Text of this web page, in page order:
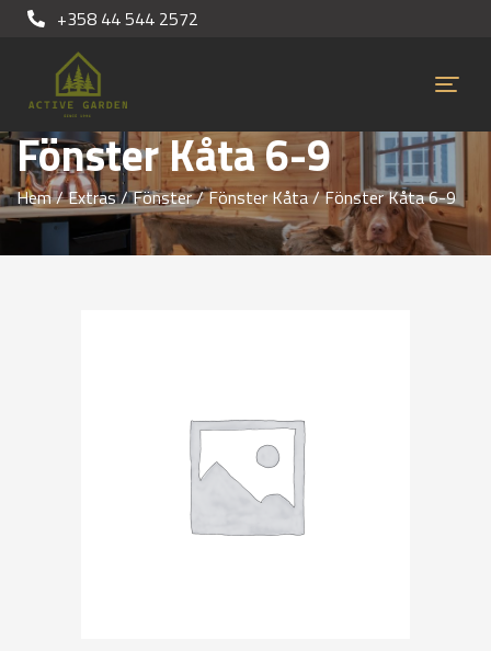
+358 44 544 2572
Fönster Kåta 6-9
Hem/Extras/Fönster/Fönster Kåta/ Fönster Kåta 6-9